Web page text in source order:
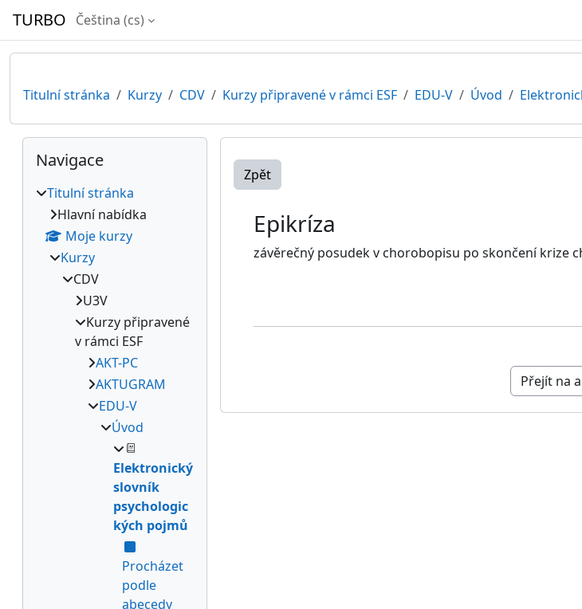
Přejít k hlavnímu obsahu
TURBO Čeština ‎(cs)‎
Titulní stránka Kurzy CDV Kurzy připravené v rámci ESF EDU-V Úvod
Zpět
Epikríza
závěrečný posudek v chorobopisu po skončení krize
Přejít na
Bloky
Přeskočit: Navigace
Navigace
Titulní stránka
Hlavní nabídka
Moje kurzy
Kurzy
CDV
U3V
Kurzy připravené
v rámci ESF
AKT-PC
AKTUGRAM
EDU-V
Úvod
Elektronický
slovník
psychologic
kých pojmů
Procházet
podle
abecedy